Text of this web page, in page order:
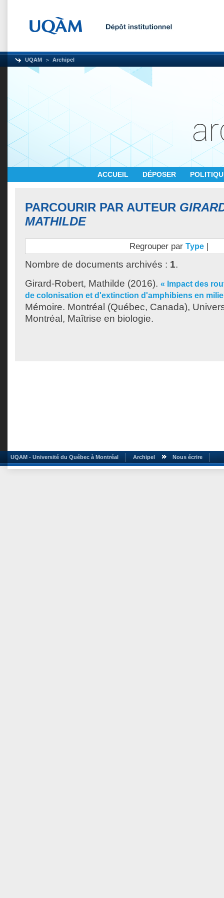
UQAM Archipel
ACCUEIL DÉPOSER
PARCOURIR PAR AUTEUR
MATHILDE
Regrouper par Type |
Nombre de documents archivés : 1.
Girard-Robert, Mathilde (2016). « Impact des
de colonisation et d'extinction d'amphibiens en
Mémoire. Montréal (Québec, Canada),
Montréal, Maîtrise en biologie.
UQAM - Université du Québec à Montréal Archipel Nous écrire